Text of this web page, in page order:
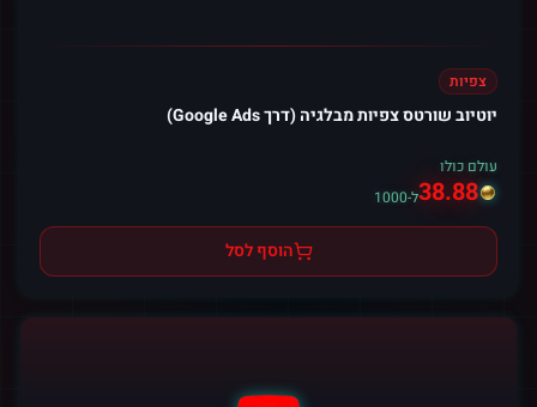
צפיות
יוטיוב שורטס צפיות מבלגיה (דרך Google Ads)
עולם כולו
38.88ל-1000
הוסף לסל